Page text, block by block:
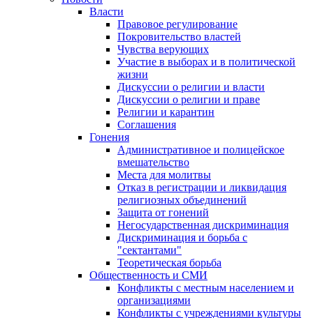
Власти
Правовое регулирование
Покровительство властей
Чувства верующих
Участие в выборах и в политической
жизни
Дискуссии о религии и власти
Дискуссии о религии и праве
Религии и карантин
Соглашения
Гонения
Административное и полицейское
вмешательство
Места для молитвы
Отказ в регистрации и ликвидация
религиозных объединений
Защита от гонений
Негосударственная дискриминация
Дискриминация и борьба с
"сектантами"
Теоретическая борьба
Общественность и СМИ
Конфликты с местным населением и
организациями
Конфликты с учреждениями культуры